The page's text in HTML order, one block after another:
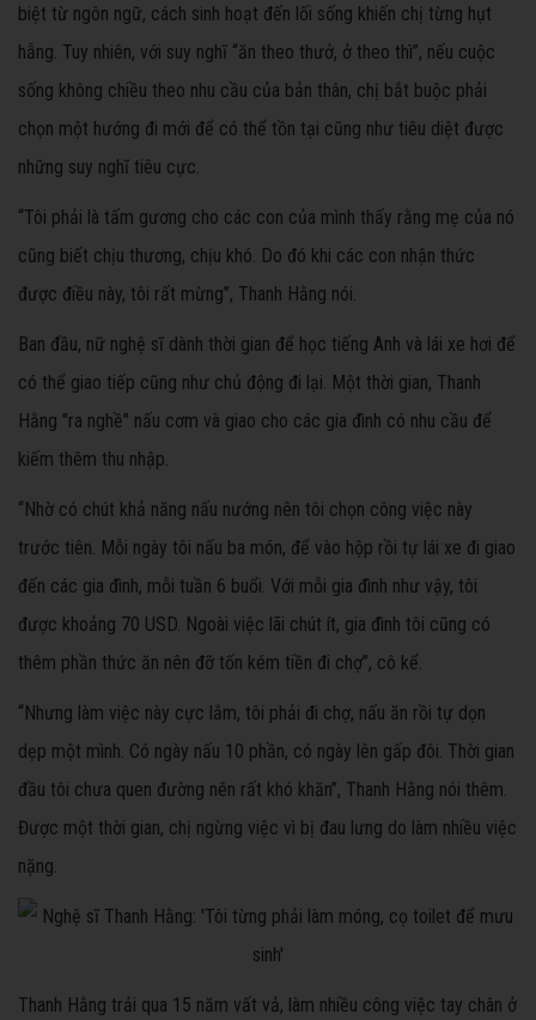
biệt từ ngôn ngữ, cách sinh hoạt đến lối sống khiến chị từng hụt
hẫng. Tuy nhiên, với suy nghĩ “ăn theo thưở, ở theo thì”, nếu cuộc
sống không chiều theo nhu cầu của bản thân, chị bắt buộc phải
chọn một hướng đi mới để có thể tồn tại cũng như tiêu diệt được
những suy nghĩ tiêu cực.
“Tôi phải là tấm gương cho các con của mình thấy rằng mẹ của nó
cũng biết chịu thương, chịu khó. Do đó khi các con nhận thức
được điều này, tôi rất mừng”, Thanh Hằng nói.
Ban đầu, nữ nghệ sĩ dành thời gian để học tiếng Anh và lái xe hơi để
có thể giao tiếp cũng như chủ động đi lại. Một thời gian, Thanh
Hằng "ra nghề" nấu cơm và giao cho các gia đình có nhu cầu để
kiếm thêm thu nhập.
“Nhờ có chút khả năng nấu nướng nên tôi chọn công việc này
trước tiên. Mỗi ngày tôi nấu ba món, để vào hộp rồi tự lái xe đi giao
đến các gia đình, mỗi tuần 6 buổi. Với mỗi gia đình như vậy, tôi
được khoảng 70 USD. Ngoài việc lãi chút ít, gia đình tôi cũng có
thêm phần thức ăn nên đỡ tốn kém tiền đi chợ”, cô kể.
“Nhưng làm việc này cực lắm, tôi phải đi chợ, nấu ăn rồi tự dọn
dẹp một mình. Có ngày nấu 10 phần, có ngày lên gấp đôi. Thời gian
đầu tôi chưa quen đường nên rất khó khăn”, Thanh Hằng nói thêm.
Được một thời gian, chị ngừng việc vì bị đau lưng do làm nhiều việc
nặng.
Thanh Hằng trải qua 15 năm vất vả, làm nhiều công việc tay chân ở